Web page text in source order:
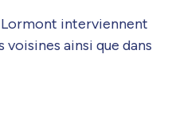
Lormont interviennent
voisines ainsi que dans